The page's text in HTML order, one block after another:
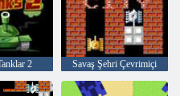
2 Savaş Şehri Çevrimiçi